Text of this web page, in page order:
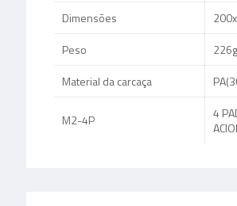
Dimensões
Peso
226g
Material da carcaça
M2-4P
4